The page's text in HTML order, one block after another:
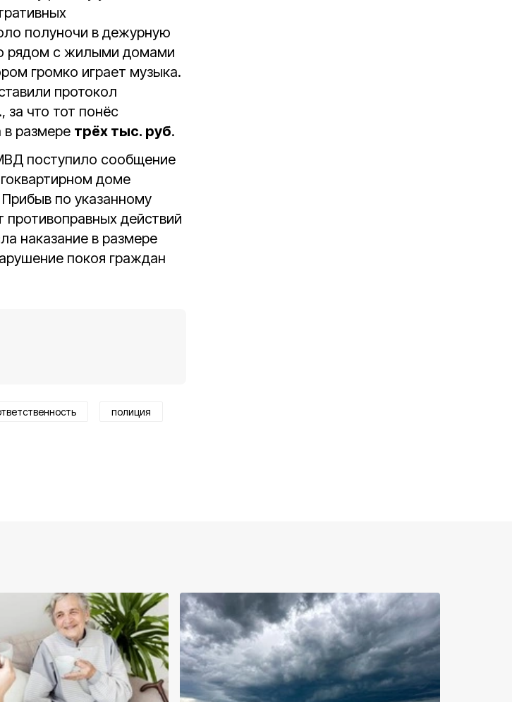
полуночи в дежурную
рядом с жилыми домами
громко играет музыка.
протокол
что тот понёс
в размере трёх тыс. руб.
поступило сообщение
доме
по указанному
противоправных действий
наказание в размере
покоя граждан
полиция